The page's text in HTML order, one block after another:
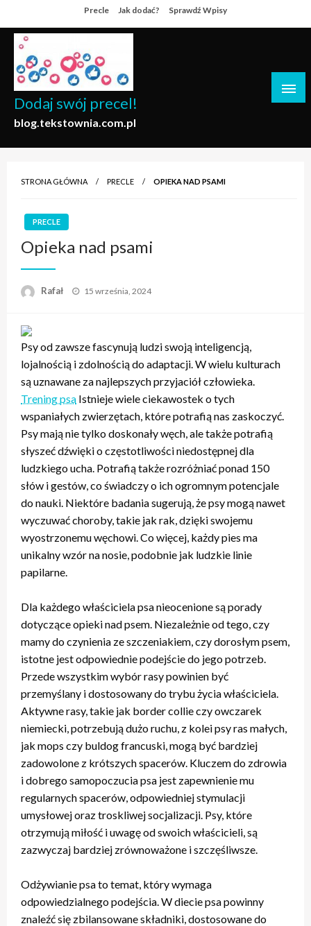
to
content
Precle Jak dodać? Sprawdź Wpisy
Dodaj swój precel!
blog.tekstownia.com.pl
STRONA GŁÓWNA PRECLE OPIEKA NAD PSAMI
PRECLE
Opieka nad psami
Rafał
Opublikowane
15 września, 2024
Psy od zawsze fascynują ludzi swoją inteligencją,
lojalnością i zdolnością do adaptacji. W wielu kulturach
są uznawane za najlepszych przyjaciół człowieka.
Trening psa Istnieje wiele ciekawostek o tych
wspaniałych zwierzętach, które potrafią nas zaskoczyć.
Psy mają nie tylko doskonały węch, ale także potrafią
słyszeć dźwięki o częstotliwości niedostępnej dla
ludzkiego ucha. Potrafią także rozróżniać ponad 150
słów i gestów, co świadczy o ich ogromnym potencjale
do nauki. Niektóre badania sugerują, że psy mogą nawet
wyczuwać choroby, takie jak rak, dzięki swojemu
wyostrzonemu węchowi. Co więcej, każdy pies ma
unikalny wzór na nosie, podobnie jak ludzkie linie
papilarne.
Dla każdego właściciela psa nieocenione są porady
dotyczące opieki nad psem. Niezależnie od tego, czy
mamy do czynienia ze szczeniakiem, czy dorosłym psem,
istotne jest odpowiednie podejście do jego potrzeb.
Przede wszystkim wybór rasy powinien być
przemyślany i dostosowany do trybu życia właściciela.
Aktywne rasy, takie jak border collie czy owczarek
niemiecki, potrzebują dużo ruchu, z kolei psy ras małych,
jak mops czy buldog francuski, mogą być bardziej
zadowolone z krótszych spacerów. Kluczem do zdrowia
i dobrego samopoczucia psa jest zapewnienie mu
regularnych spacerów, odpowiedniej stymulacji
umysłowej oraz troskliwej socjalizacji. Psy, które
otrzymują miłość i uwagę od swoich właścicieli, są
zazwyczaj bardziej zrównoważone i szczęśliwsze.
Odżywianie psa to temat, który wymaga
odpowiedzialnego podejścia. W diecie psa powinny
znaleźć się zbilansowane składniki, dostosowane do